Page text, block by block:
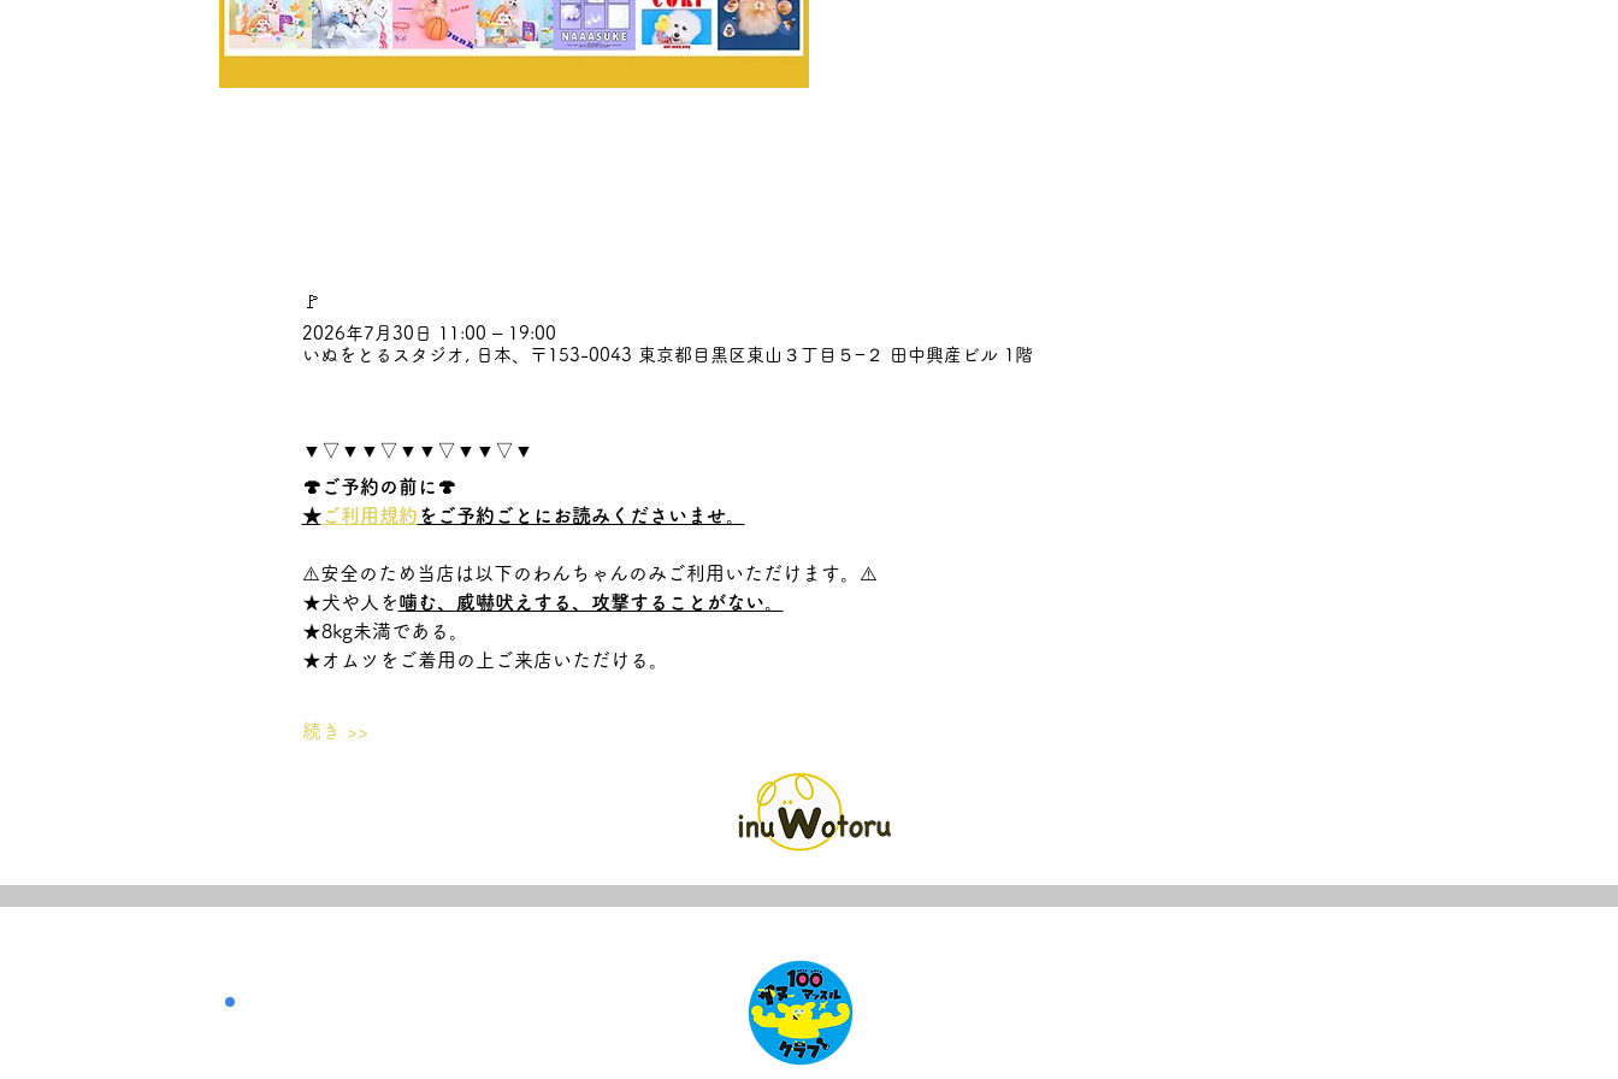
🚩
2026年7月30日 11:00 – 19:00
いぬをとるスタジオ, 日本、〒153-0043 東京都目黒区東山３丁目５−２ 田中興産ビル 1階
▼▽▼▼▽▼▼▽▼▼▽▼
🍄ご予約の前に🍄
★ご利用規約 をご予約ごとにお読みくださいませ。
⚠️安全のため当店は以下のわんちゃんのみご利用いただけます。⚠️
★犬や人を噛む、威嚇吠えする、攻撃することがない。
★8kg未満である。
★オムツをご着用の上ご来店いただける。
続き >>